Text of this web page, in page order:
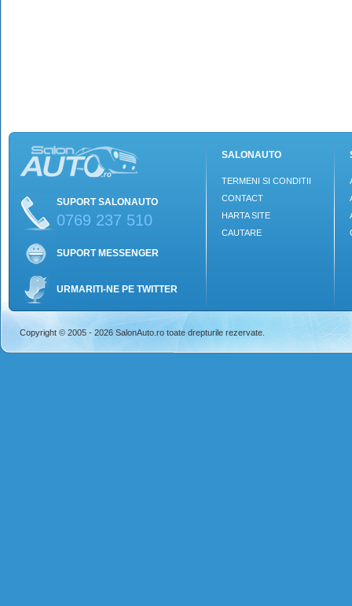
SUPORT SALONAUTO
0769 237 510
SUPORT MESSENGER
URMARITI-NE PE TWITTER
SALONAUTO
TERMENI SI CONDITII
CONTACT
HARTA SITE
CAUTARE
Copyright © 2005 - 2026 SalonAuto.ro toate drepturile rezervate.